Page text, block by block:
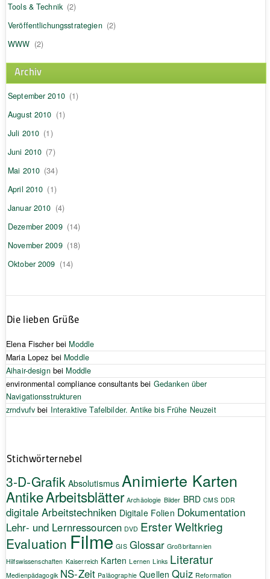
Tools & Technik (2)
Veröffentlichungsstrategien (2)
WWW (2)
Archiv
September 2010 (1)
August 2010 (1)
Juli 2010 (1)
Juni 2010 (7)
Mai 2010 (34)
April 2010 (1)
Januar 2010 (4)
Dezember 2009 (14)
November 2009 (18)
Oktober 2009 (14)
Die lieben Grüße
Elena Fischerbei Moddle
Maria Lopez bei Moddle
Aihair-designbei Moddle
environmental compliance consultants bei Gedanken über
Navigationsstrukturen
zrndvufv bei Interaktive Tafelbilder. Antike bis Frühe Neuzeit
Stichwörternebel
3-D-Grafik Absolutismus Animierte Karten
AntikeArbeitsblätter Archäologie Bilder BRD CMS DDR
digitale Arbeitstechniken Digitale Folien Dokumentation
Lehr- und Lernressourcen DVD Erster Weltkrieg
Evaluation Filme GIS Glossar Großbritannien
Hilfswissenschaften Kaiserreich Karten Lernen Links Literatur
Medienpädagogik NS-Zeit Paläographie Quellen Quiz Reformation